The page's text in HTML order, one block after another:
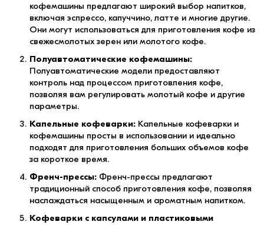
кофемашины предлагают широкий выбор напитков,
включая эспрессо, капуччино, латте и многие другие.
Они могут использоваться для приготовления кофе из
свежесмолотых зерен или молотого кофе.
Полуавтоматические кофемашины:
Полуавтоматические модели предоставляют
контроль над процессом приготовления кофе,
позволяя вам регулировать молотый кофе и другие
параметры.
Капельные кофеварки: Капельные кофеварки и
кофемашины просты в использовании и идеально
подходят для приготовления больших объемов кофе
за короткое время.
Френч-прессы: Френч-прессы предлагают
традиционный способ приготовления кофе, позволяя
наслаждаться насыщенным и ароматным напитком.
Кофеварки с капсулами и пластиковыми